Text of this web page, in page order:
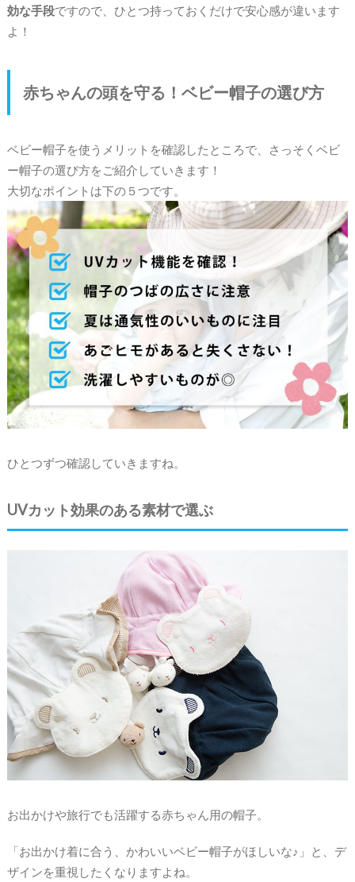
効な手段ですので、ひとつ持っておくだけで安心感が違います
よ！
赤ちゃんの頭を守る！ベビー帽子の選び方
ベビー帽子を使うメリットを確認したところで、さっそくベビ
ー帽子の選び方をご紹介していきます！
大切なポイントは下の５つです。
ひとつずつ確認していきますね。
UVカット効果のある素材で選ぶ
お出かけや旅行でも活躍する赤ちゃん用の帽子。
「お出かけ着に合う、かわいいベビー帽子がほしいな♪」と、デ
ザインを重視したくなりますよね。